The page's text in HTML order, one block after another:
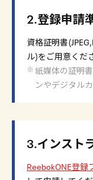
2.登録申請
資格証明書
ル)をご用意くだ
紙媒体の証明
ンやデジタル
3.インスト
ReebokONE登録